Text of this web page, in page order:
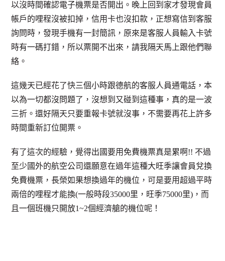
以沒時間確認電子機票是否開出。晚上回到家才發現會員
帳戶的哩程沒被扣掉，信用卡也沒扣款，正想寫信到客服
詢問時，發現手機有一封簡訊，原來是客服人員輸入卡號
時有一碼打錯，所以票開不出來，請我隔天馬上跟他們聯
絡。
這幾天已經花了快三個小時跟德航的客服人員通電話，本
以為一切都沒問題了，沒想到又碰到這種事，真的是一波
三折。還好隔天只要重報卡號就沒事，不需要再花上許多
時間重新訂位開票。
有了這次的經驗，覺得出國要用免費機票真是累啊!! 不過
至少國外的航空公司還願意在過年這種大旺季讓會員兌換
免費機票，長榮如果想換過年的機位，可是要用超過平時
兩倍的哩程才能換(一般時段35000里，旺季75000里)，而
且一個班機只開放1~2個經濟艙的機位呢！